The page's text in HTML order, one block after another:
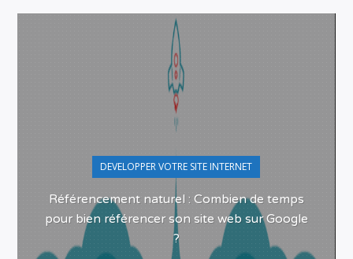
DEVELOPPER VOTRE SITE INTERNET
Référencement naturel : Combien de temps
pour bien référencer son site web sur Google
?